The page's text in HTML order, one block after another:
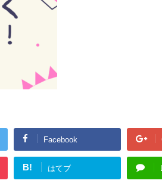
Facebook
B! はてブ